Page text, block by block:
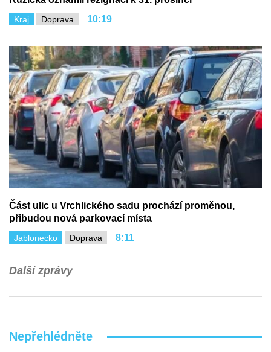
Doprava
Kraj 10:19
Část ulic u Vrchlického sadu prochází proměnou,
přibudou nová parkovací místa
Doprava
Jablonecko 8:11
Další zprávy
Nepřehlédněte